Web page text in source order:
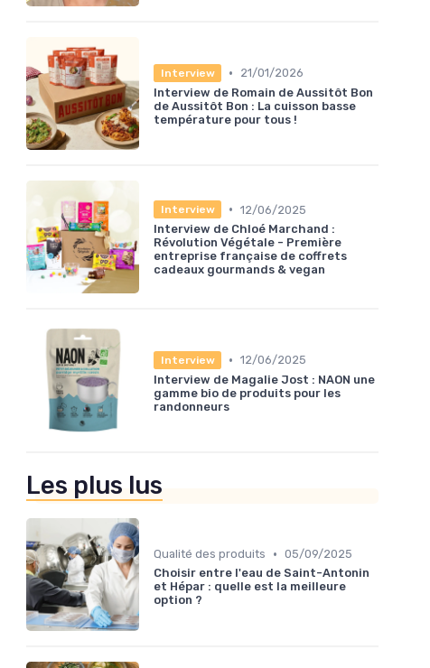
Interview •
21/01/2026
Interview de Romain de Aussitôt Bon
de Aussitôt Bon : La cuisson basse
température pour tous !
Interview • 12/06/2025
Interview de Chloé Marchand :
Révolution Végétale - Première
entreprise française de coffrets
cadeaux gourmands & vegan
Interview • 12/06/2025
Interview de Magalie Jost : NAON une
gamme bio de produits pour les
randonneurs
Les plus lus
Qualité des produits • 05/09/2025
Choisir entre l'eau de Saint-Antonin
et Hépar : quelle est la meilleure
option ?